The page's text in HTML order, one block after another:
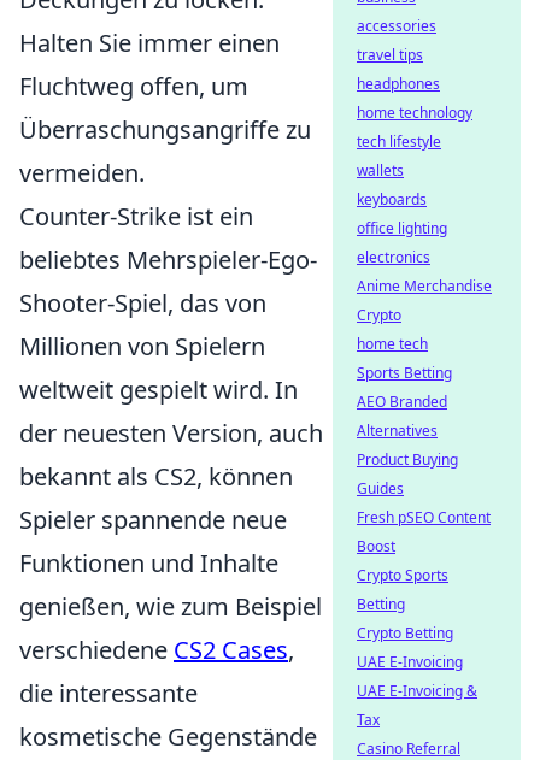
Halten Sie immer einen
Fluchtweg offen, um
Überraschungsangriffe zu
vermeiden.
Counter-Strike ist ein
beliebtes Mehrspieler-Ego-
Shooter-Spiel, das von
Millionen von Spielern
weltweit gespielt wird. In
der neuesten Version, auch
bekannt als CS2, können
Spieler spannende neue
Funktionen und Inhalte
genießen, wie zum Beispiel
verschiedene CS2 Cases,
die interessante
kosmetische Gegenstände
accessories
travel tips
headphones
home technology
tech lifestyle
wallets
keyboards
office lighting
electronics
Anime Merchandise
Crypto
home tech
Sports Betting
AEO Branded
Alternatives
Product Buying
Guides
Fresh pSEO Content
Boost
Crypto Sports
Betting
Crypto Betting
UAE E-Invoicing
UAE E-Invoicing &
Tax
Casino Referral